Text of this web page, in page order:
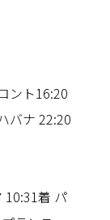
ント16:20
バナ 22:20
10:31着 パ